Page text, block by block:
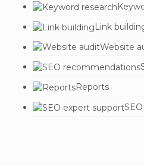
Link
Website
Reports